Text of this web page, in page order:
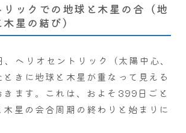
ックでの地球と木星の合（地
星の結び）
ヘリオセントリック（太陽中心、
きに地球と木星が重なって見える
きます。これは、およそ399日ごと
木星の会合周期の終わりと始まりに